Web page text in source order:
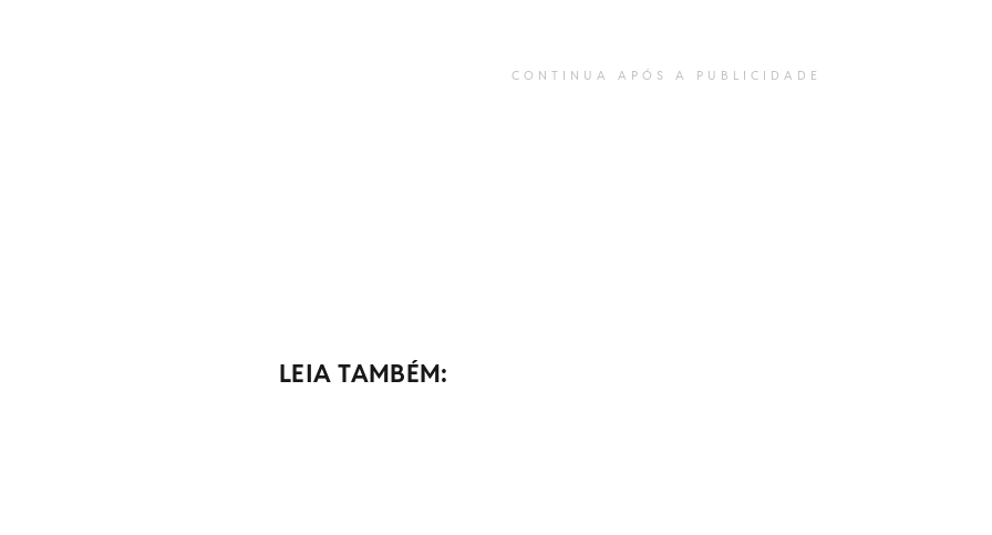
CONTINUA APÓS A PUBLICIDADE
LEIA TAMBÉM: